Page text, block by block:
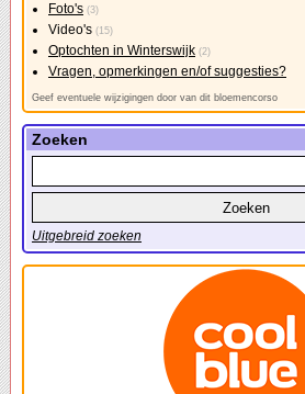
Foto's (3)
Video's (15)
Optochten in Winterswijk (2)
Vragen, opmerkingen en/of suggesties?
Geef eventuele wijzigingen door van dit bloemencorso
Zoeken
Uitgebreid zoeken